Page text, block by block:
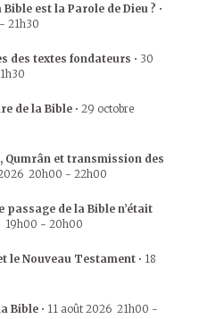
Bible est la Parole de Dieu ? •
- 21h30
des textes fondateurs • 30
de la Bible • 29 octobre
Qumrân et transmission des
20h00 - 22h00
passage de la Bible n’était
19h00 - 20h00
le Nouveau Testament • 18
Bible • 11 août 2026 21h00 -